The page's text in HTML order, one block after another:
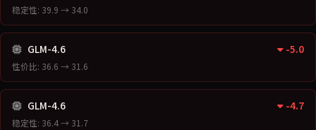
稳定性: 39.9 → 34.0
GLM-4.6 -5.0
性价比: 36.6 → 31.6
GLM-4.6 -4.7
稳定性: 36.4 → 31.7